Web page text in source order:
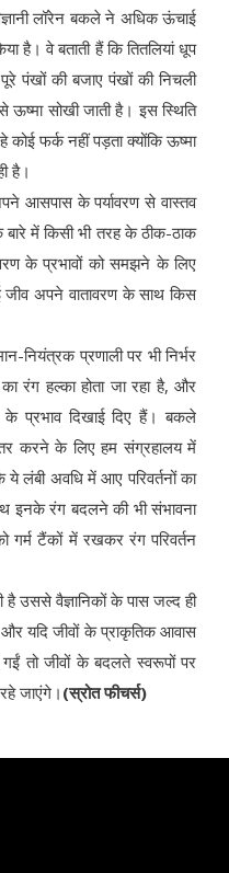
लॉरेन बकले ने अधिक ऊंचाई
है। वे बताती हैं कि तितलियां धूप
पंखों की बजाए पंखों की निचली
सोखी जाती है। इस स्थिति
फर्क नहीं पड़ता क्योंकि ऊष्मा
है।
आसपास के पर्यावरण से वास्तव
में किसी भी तरह के ठीक-ठाक
के प्रभावों को समझने के लिए
अपने वातावरण के साथ किस
नियंत्रक प्रणाली पर भी निर्भर
रंग हल्का होता जा रहा है, और
के प्रभाव दिखाई दिए हैं। बकले
करने के लिए हम संग्रहालय में
लंबी अवधि में आए परिवर्तनों का
इनके रंग बदलने की भी संभावना
टैंकों में रखकर रंग परिवर्तन
है उससे वैज्ञानिकों के पास जल्द ही
यदि जीवों के प्राकृतिक आवास
गईं तो जीवों के बदलते स्वरूपों पर
जाएंगे। (स्रोत फीचर्स)